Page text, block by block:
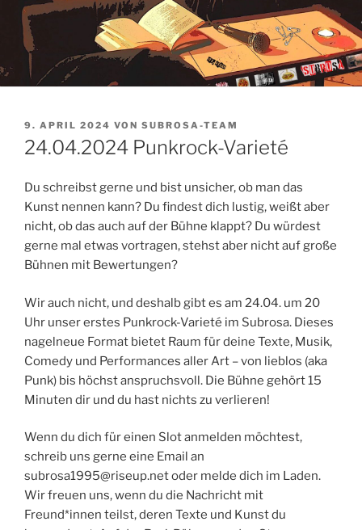
VERÖFFENTLICHT
AM
9. APRIL 2024 VON SUBROSA-TEAM
24.04.2024 Punkrock-Varieté
Du schreibst gerne und bist unsicher, ob man das
Kunst nennen kann? Du findest dich lustig, weißt aber
nicht, ob das auch auf der Bühne klappt? Du würdest
gerne mal etwas vortragen, stehst aber nicht auf große
Bühnen mit Bewertungen?
Wir auch nicht, und deshalb gibt es am 24.04. um 20
Uhr unser erstes Punkrock-Varieté im Subrosa. Dieses
nagelneue Format bietet Raum für deine Texte, Musik,
Comedy und Performances aller Art – von lieblos (aka
Punk) bis höchst anspruchsvoll. Die Bühne gehört 15
Minuten dir und du hast nichts zu verlieren!
Wenn du dich für einen Slot anmelden möchtest,
schreib uns gerne eine Email an
subrosa1995@riseup.net oder melde dich im Laden.
Wir freuen uns, wenn du die Nachricht mit
Freund*innen teilst, deren Texte und Kunst du